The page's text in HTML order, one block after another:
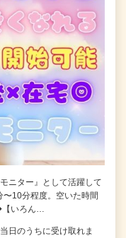
ニター』として活躍して
〜10分程度。空いた時間
いろん…
のうちに受け取れま